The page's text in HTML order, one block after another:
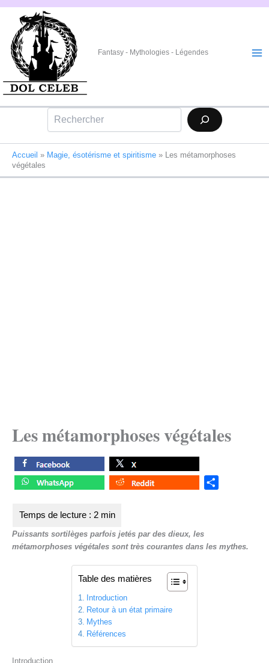
Aller
contenu
Fantasy - Mythologies - Légendes
Rechercher
Accueil » Magie, ésotérisme et spiritisme » Les métamorphoses
végétales
Les métamorphoses végétales
Puissants sortilèges parfois jetés par des dieux, les
métamorphoses végétales sont très courantes dans les mythes.
Table des matières
Introduction
Retour à un état primaire
Mythes
Références
Introduction